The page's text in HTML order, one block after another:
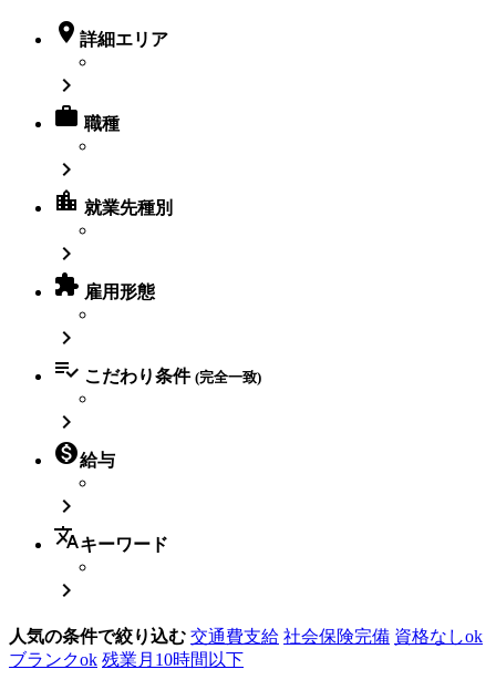
 詳細エリア

 職種

location_city 就業先種別

 雇用形態

 こだわり条件 (完全一致)

給与

translateキーワード

人気の条件で絞り込む 交通費支給 社会保険完備 資格なしok
ブランクok 残業月10時間以下